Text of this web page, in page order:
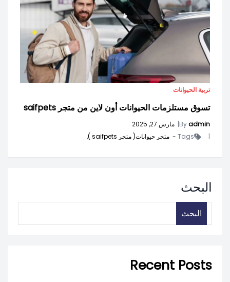
تربية الحيوانات
تسوق مستلزمات الحيوانات أون لاين من متجر saifpets
Byadmin
| مارس 27, 2025
|
Tags - متجر حيوانات( متجر saifpets ),
البحث
البحث
Recent Posts